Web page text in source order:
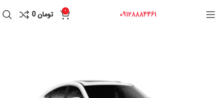
09128884461
0 تومان0